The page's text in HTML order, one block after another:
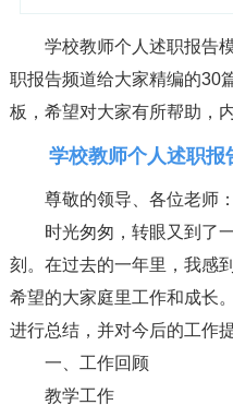
学校教师个人述职报告
职报告频道给大家精编的30
板，希望对大家有所帮助，
学校教师个人述职报
尊敬的领导、各位老师：
时光匆匆，转眼又到了
刻。在过去的一年里，我感
希望的大家庭里工作和成长
进行总结，并对今后的工作
一、工作回顾
教学工作